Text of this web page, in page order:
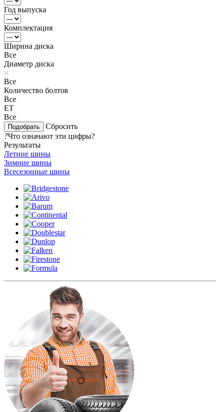
Год выпуска
Комплектация
Ширина диска
Все
Диаметр диска
Все
Количество болтов
Все
ЕТ
Все
Сбросить
?Что означают эти цифры?
Результаты
Летние шины
Зимние шины
Всесезонные шины